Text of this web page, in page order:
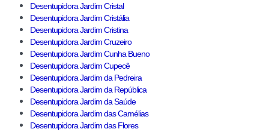
Desentupidora Jardim Cristal
Desentupidora Jardim Cristália
Desentupidora Jardim Cristina
Desentupidora Jardim Cruzeiro
Desentupidora Jardim Cunha Bueno
Desentupidora Jardim Cupecê
Desentupidora Jardim da Pedreira
Desentupidora Jardim da República
Desentupidora Jardim da Saúde
Desentupidora Jardim das Camélias
Desentupidora Jardim das Flores